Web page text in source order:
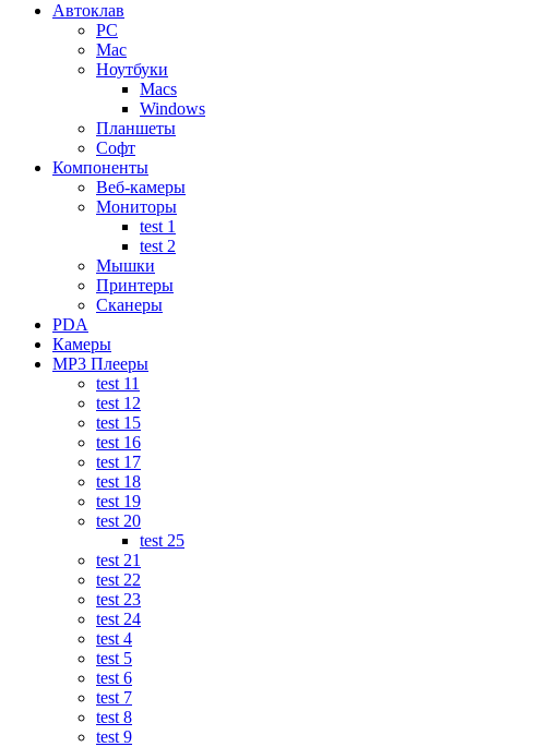
Автоклав
PC
Mac
Ноутбуки
Macs
Windows
Планшеты
Софт
Компоненты
Веб-камеры
Мониторы
test 1
test 2
Мышки
Принтеры
Сканеры
PDA
Камеры
MP3 Плееры
test 11
test 12
test 15
test 16
test 17
test 18
test 19
test 20
test 25
test 21
test 22
test 23
test 24
test 4
test 5
test 6
test 7
test 8
test 9